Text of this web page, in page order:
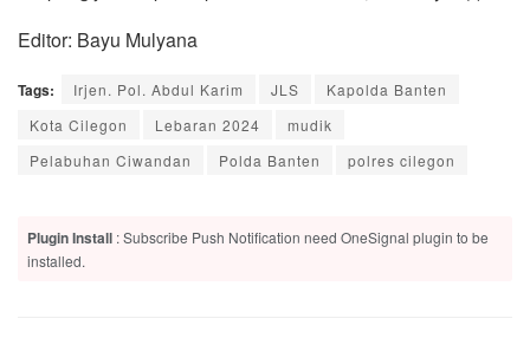
Editor: Bayu Mulyana
Tags: Irjen. Pol. Abdul Karim JLS
Kapolda Banten
Kota Cilegon
Lebaran 2024
mudik
Pelabuhan Ciwandan
Polda Banten polres cilegon
Plugin Install : Subscribe Push Notification need OneSignal plugin to be
installed.